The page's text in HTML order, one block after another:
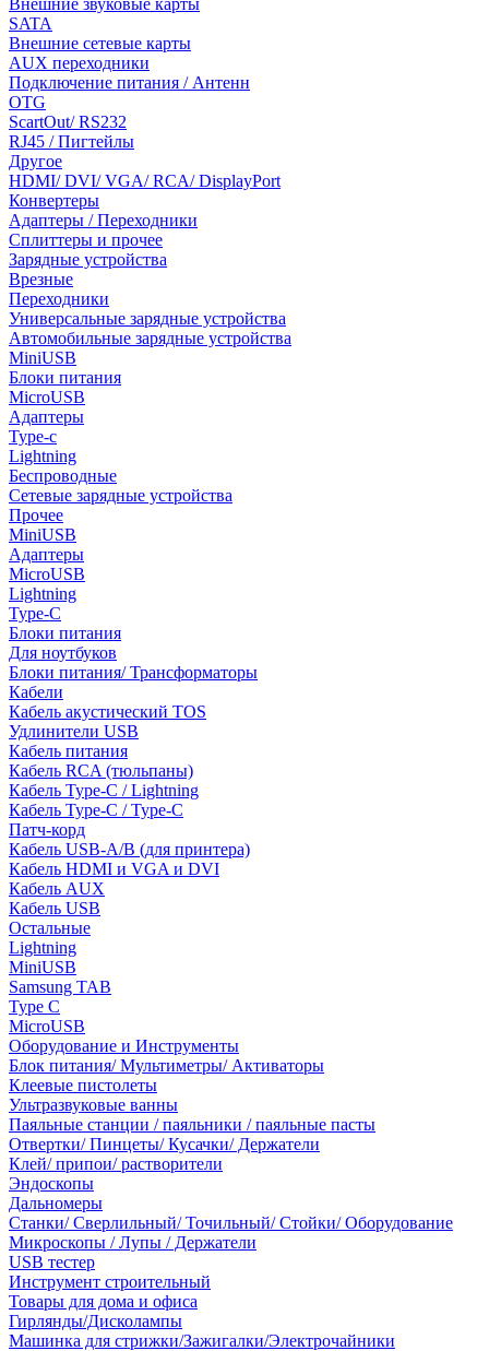
Внешние звуковые карты
SATA
Внешние сетевые карты
AUX переходники
Подключение питания / Антенн
OTG
ScartOut/ RS232
RJ45 / Пигтейлы
Другое
HDMI/ DVI/ VGA/ RCA/ DisplayPort
Конвертеры
Адаптеры / Переходники
Сплиттеры и прочее
Зарядные устройства
Врезные
Переходники
Универсальные зарядные устройства
Автомобильные зарядные устройства
MiniUSB
Блоки питания
MicroUSB
Адаптеры
Type-c
Lightning
Беспроводные
Сетевые зарядные устройства
Прочее
MiniUSB
Адаптеры
MicroUSB
Lightning
Type-C
Блоки питания
Для ноутбуков
Блоки питания/ Трансформаторы
Кабели
Кабель акустический TOS
Удлинители USB
Кабель питания
Кабель RCA (тюльпаны)
Кабель Type-C / Lightning
Кабель Type-C / Type-C
Патч-корд
Кабель USB-A/B (для принтера)
Кабель HDMI и VGA и DVI
Кабель AUX
Кабель USB
Остальные
Lightning
MiniUSB
Samsung TAB
Type C
MicroUSB
Оборудование и Инструменты
Блок питания/ Мультиметры/ Активаторы
Клеевые пистолеты
Ультразвуковые ванны
Паяльные станции / паяльники / паяльные пасты
Отвертки/ Пинцеты/ Кусачки/ Держатели
Клей/ припои/ растворители
Эндоскопы
Дальномеры
Станки/ Сверлильный/ Точильный/ Стойки/ Оборудование
Микроскопы / Лупы / Держатели
USB тестер
Инструмент строительный
Товары для дома и офиса
Гирлянды/Дисколампы
Машинка для стрижки/Зажигалки/Электрочайники